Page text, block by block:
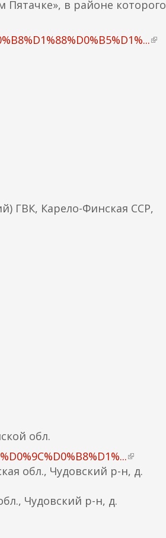
Пятачке», в районе которого
(
к
ГВК, Карело-Финская ССР,
обл.
(
в
обл., Чудовский р-н, д.
Чудовский р-н, д.